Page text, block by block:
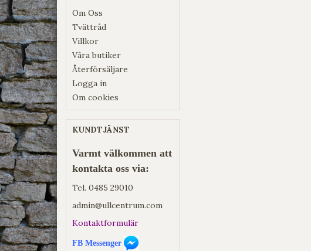
Om Oss
Tvättråd
Villkor
Våra butiker
Återförsäljare
Logga in
Om cookies
KUNDTJÄNST
Varmt välkommen att
kontakta oss via:
Tel. 0485 29010
admin@ullcentrum.com
Kontaktformulär
FB Messenger